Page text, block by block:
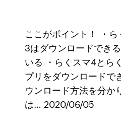
ここがポイント！ ・
3はダウンロードでき
いる ・らくスマ4とら
プリをダウンロードで
ウンロード方法を分か
は… 2020/06/05